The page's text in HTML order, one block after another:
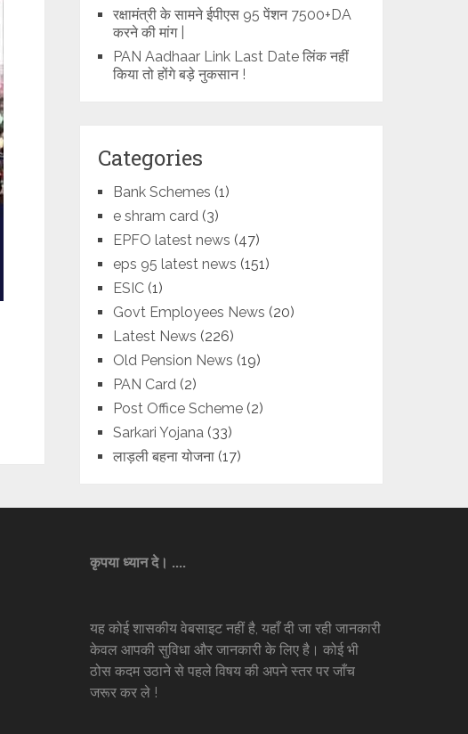
रक्षामंत्री के सामने ईपीएस 95 पेंशन 7500+DA
करने की मांग |
PAN Aadhaar Link Last Date लिंक नहीं
किया तो होंगे बड़े नुकसान !
Categories
Bank Schemes (1)
e shram card (3)
EPFO latest news (47)
eps 95 latest news (151)
ESIC (1)
Govt Employees News (20)
Latest News (226)
Old Pension News (19)
PAN Card (2)
Post Office Scheme (2)
Sarkari Yojana (33)
लाड़ली बहना योजना (17)
कृपया ध्यान दे। ....
यह कोई शासकीय वेबसाइट नहीं है, यहाँ दी जा रही जानकारी
केवल आपकी सुविधा और जानकारी के लिए है। कोई भी
ठोस कदम उठाने से पहले विषय की अपने स्तर पर जाँच
जरूर कर ले !